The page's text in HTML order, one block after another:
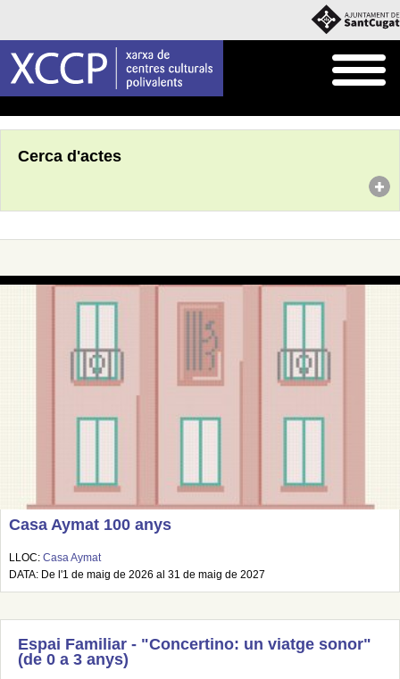
Cerca d'actes
Casa Aymat 100 anys
LLOC: Casa Aymat
DATA: De l'1 de maig de 2026 al 31 de maig de 2027
Espai Familiar - "Concertino: un viatge sonor"
(de 0 a 3 anys)